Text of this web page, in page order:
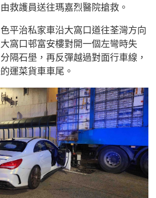
救護員送往瑪嘉烈醫院搶救。
平治私家車沿大窩口道往荃灣方向
窩口邨富安樓對開一個左彎時失
隔石壆，再反彈越過對面行車線，
運菜貨車車尾。